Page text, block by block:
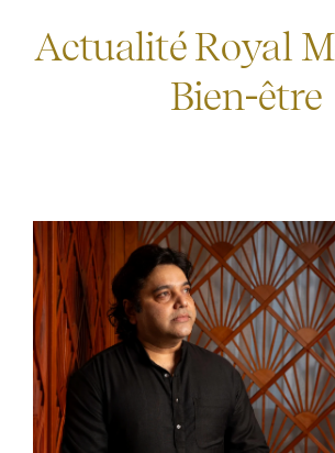
Actualité Royal
Bien-être